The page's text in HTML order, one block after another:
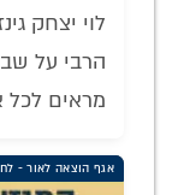
לוי יצחק
הרבי על
מראים
אגף הוצאה לאור -